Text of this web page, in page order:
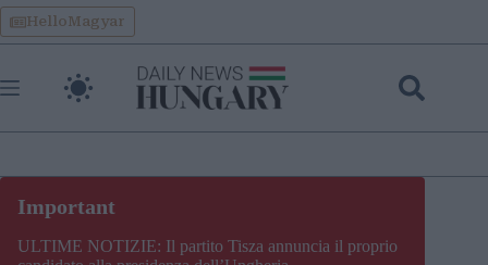
Skip
to
content
HelloMagyar
ULTIME NOTIZIE: Il partito Tisza annuncia il proprio